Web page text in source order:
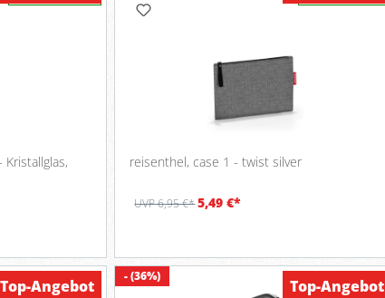
reisenthel, case 1 - twist silver
UVP 6,95 €*5,49 €*
Verfügbar
Top-Angebot
- (36%)
Verfügbar
Top-Angebot